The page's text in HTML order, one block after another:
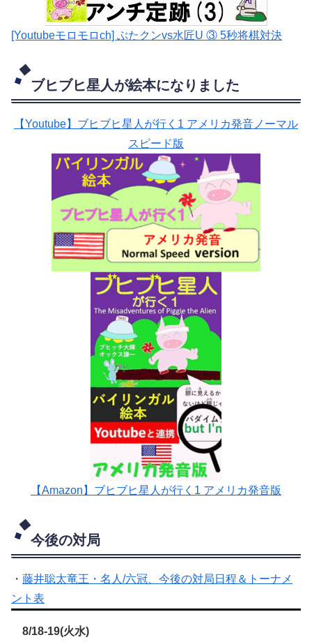
[Youtubeモロモロch] ぶたクンvs水匠U ③ 5秒将棋対決
ブヒブヒ星人が絵本になりました
【Youtube】ブヒブヒ星人が行く1 アメリカ発音ノーマル
スピード版
【Amazon】ブヒブヒ星人が行く1 アメリカ発音版
今後の対局
・ 藤井聡太竜王・名人/六冠、今後の対局日程＆トーナメ
ント表
8/18-19(火水)